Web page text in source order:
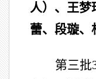
人）、王梦
蕾、段璇、
第三批